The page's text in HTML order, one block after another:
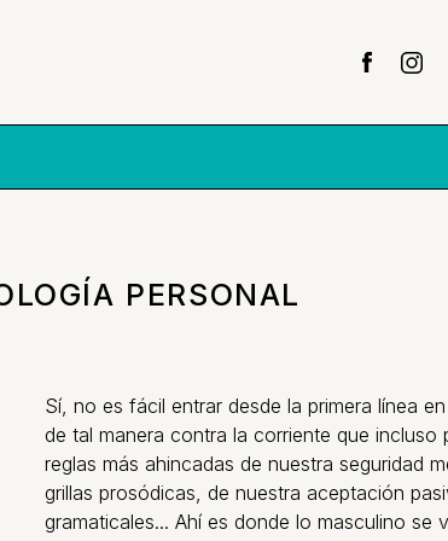
PERSONAL
Sí, no es fácil entrar desde la primera línea
de tal manera contra la corriente que incluso
reglas más ahincadas de nuestra seguridad
grillas prosódicas, de nuestra aceptación
gramaticales... Ahí es donde lo masculino se